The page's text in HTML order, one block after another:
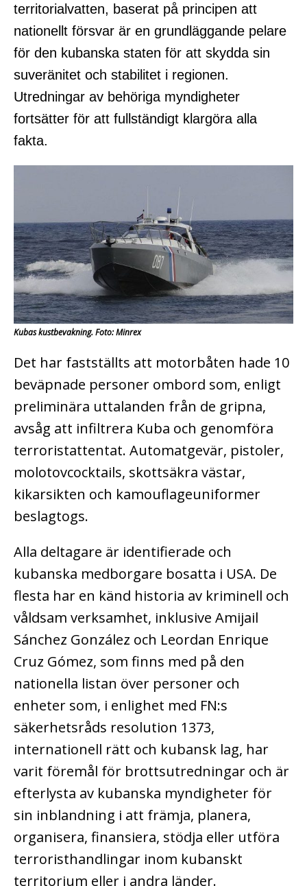
territorialvatten, baserat på principen att
nationellt försvar är en grundläggande pelare
för den kubanska staten för att skydda sin
suveränitet och stabilitet i regionen.
Utredningar av behöriga myndigheter
fortsätter för att fullständigt klargöra alla
fakta.
Kubas kustbevakning. Foto: Minrex
Det har fastställts att motorbåten hade 10
beväpnade personer ombord som, enligt
preliminära uttalanden från de gripna,
avsåg att infiltrera Kuba och genomföra
terroristattentat. Automatgevär, pistoler,
molotovcocktails, skottsäkra västar,
kikarsikten och kamouflageuniformer
beslagtogs.
Alla deltagare är identifierade och
kubanska medborgare bosatta i USA. De
flesta har en känd historia av kriminell och
våldsam verksamhet, inklusive Amijail
Sánchez González och Leordan Enrique
Cruz Gómez, som finns med på den
nationella listan över personer och
enheter som, i enlighet med FN:s
säkerhetsråds resolution 1373,
internationell rätt och kubansk lag, har
varit föremål för brottsutredningar och är
efterlysta av kubanska myndigheter för
sin inblandning i att främja, planera,
organisera, finansiera, stödja eller utföra
terroristhandlingar inom kubanskt
territorium eller i andra länder.